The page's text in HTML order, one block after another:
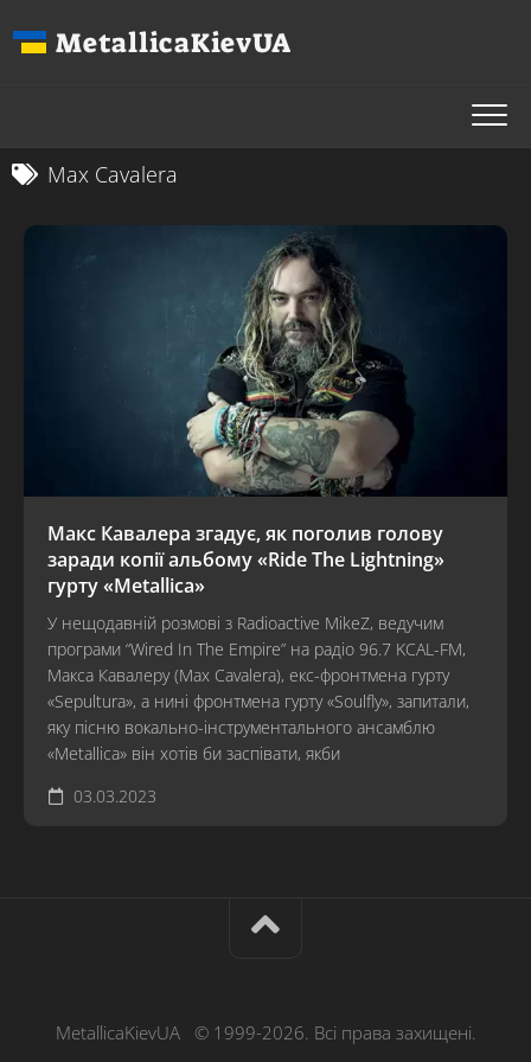
до
MetallicaKievUA
Max Cavalera
Макс Кавалера згадує, як поголив голову
заради копії альбому «Ride The Lightning»
гурту «Metallica»
У нещодавній розмові з Radioactive MikeZ, ведучим
програми “Wired In The Empire” на радіо 96.7 KCAL-FM,
Макса Кавалеру (Max Cavalera), екс-фронтмена гурту
«Sepultura», а нині фронтмена гурту «Soulfly», запитали,
яку пісню вокально-інструментального ансамблю
«Metallica» він хотів би заспівати, якби
03.03.2023
MetallicaKievUA © 1999-2026. Всі права захищені.